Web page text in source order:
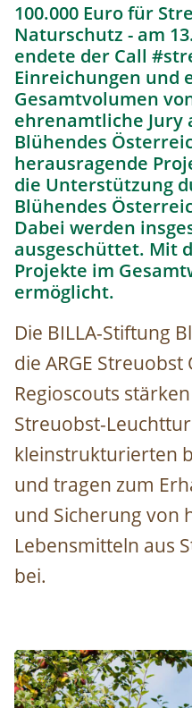
100.000 Euro für
Naturschutz - am
endete der Call
Einreichungen und
Gesamtvolumen
ehrenamtliche Jury
Blühendes
herausragende
die Unterstützung
Blühendes
Dabei werden
ausgeschüttet. Mit
Projekte im
ermöglicht.
Die BILLA-Stiftung
die ARGE
Regioscouts
Streuobst-
kleinstrukturierten
und tragen zum
und Sicherung von
Lebensmitteln aus
bei.
Image